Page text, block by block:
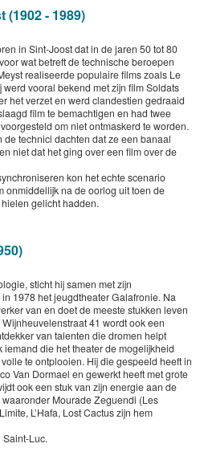
(1902 - 1989)
in Sint-Joost dat in de jaren 50 tot 80
wat betreft de technische beroepen
realiseerde populaire films zoals Le
vooral bekend met zijn film Soldats
het verzet en werd clandestien gedraaid
film te bemachtigen en had twee
om niet ontmaskerd te worden.
technici dachten dat ze een banaal
niet dat het ging over een film over de
kon het echte scenario
onmiddellijk na de oorlog uit toen de
gelicht hadden.
sticht hij samen met zijn
1978 het jeugdtheater Galafronie. Na
van en doet de meeste stukken leven
41 wordt ook een
van talenten die dromen helpt
die het theater de mogelijkheid
te ontplooien. Hij die gespeeld heeft in
Van Dormael en gewerkt heeft met grote
ook een stuk van zijn energie aan de
Mourade Zeguendi (Les
L’Hafa, Lost Cactus zijn hem
Luc.